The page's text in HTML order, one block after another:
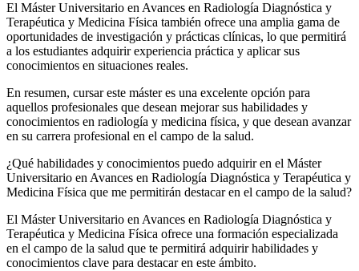
El Máster Universitario en Avances en Radiología Diagnóstica y
Terapéutica y Medicina Física también ofrece una amplia gama de
oportunidades de investigación y prácticas clínicas, lo que permitirá
a los estudiantes adquirir experiencia práctica y aplicar sus
conocimientos en situaciones reales.
En resumen, cursar este máster es una excelente opción para
aquellos profesionales que desean mejorar sus habilidades y
conocimientos en radiología y medicina física, y que desean avanzar
en su carrera profesional en el campo de la salud.
¿Qué habilidades y conocimientos puedo adquirir en el Máster
Universitario en Avances en Radiología Diagnóstica y Terapéutica y
Medicina Física que me permitirán destacar en el campo de la salud?
El Máster Universitario en Avances en Radiología Diagnóstica y
Terapéutica y Medicina Física ofrece una formación especializada
en el campo de la salud que te permitirá adquirir habilidades y
conocimientos clave para destacar en este ámbito.